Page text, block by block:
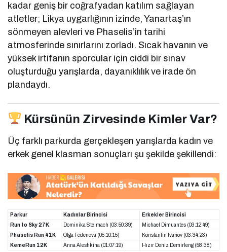
kadar geniş bir coğrafyadan katılım sağlayan
atletler; Likya uygarlığının izinde, Yanartaş’ın
sönmeyen alevleri ve Phaselis’in tarihi
atmosferinde sınırlarını zorladı. Sıcak havanın ve
yüksek irtifanın sporcular için ciddi bir sınav
oluşturduğu yarışlarda, dayanıklılık ve irade ön
plandaydı.
Kürsünün Zirvesinde Kimler Var?
Üç farklı parkurda gerçekleşen yarışlarda kadın ve
erkek genel klasman sonuçları şu şekilde şekillendi:
Parkur Kadınlar Birincisi
Erkekler Birincisi
Run to Sky 27K
Dominika Stelmach (03:50:39)
Michael Dimuantes (03:12:49)
Phaselis Run 41K
Olga Fedeneva (05:10:15)
Konstantin Ivanov (03:34:23)
KemeRun 12K
Anna Aleshkina (01:07:19) Hızır Deniz Demirleng (58:38)